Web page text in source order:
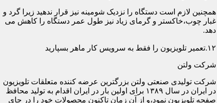
همچنین لازم است دستگاه را نزدیک شومینه نیز قرار ندهید زیرا گرد و
غبار چوب،خاکستر و گرمای زیاد نیز طول عمر دستگاه را کاهش می
دهد.
۱۲.تعمیر تلویزیون را فقط به سرویس کار ماهر بسپارید
شرکت ولتن
شرکت تولیدی صنعتی ولتن بزرگترین عرضه کننده متعلقات تلویزیون
در ایران در سال ۱۳۸۹ برای اولین بار در ایران اقدام به تولید محافظ
صفحه تلویزیون نمود،و از آن زمان تاکنون محصولات خود را در جای